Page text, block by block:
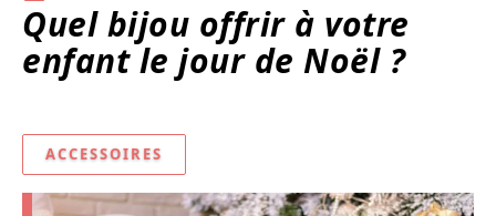
Quel bijou offrir à votre
enfant le jour de Noël ?
ACCESSOIRES